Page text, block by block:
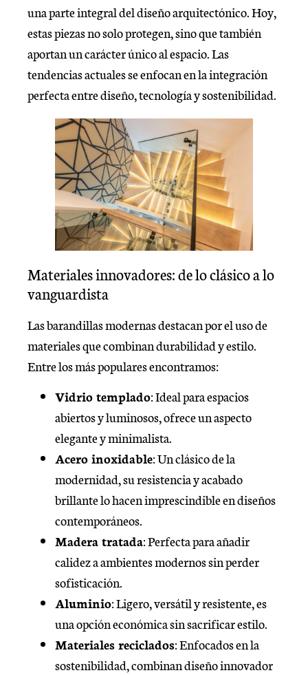
una parte integral del diseño arquitectónico. Hoy,
estas piezas no solo protegen, sino que también
aportan un carácter único al espacio. Las
tendencias actuales se enfocan en la integración
perfecta entre diseño, tecnología y sostenibilidad.
Materiales innovadores: de lo clásico a lo
vanguardista
Las barandillas modernas destacan por el uso de
materiales que combinan durabilidad y estilo.
Entre los más populares encontramos:
Vidrio templado: Ideal para espacios
abiertos y luminosos, ofrece un aspecto
elegante y minimalista.
Acero inoxidable: Un clásico de la
modernidad, su resistencia y acabado
brillante lo hacen imprescindible en diseños
contemporáneos.
Madera tratada: Perfecta para añadir
calidez a ambientes modernos sin perder
sofisticación.
Aluminio: Ligero, versátil y resistente, es
una opción económica sin sacrificar estilo.
Materiales reciclados: Enfocados en la
sostenibilidad, combinan diseño innovador